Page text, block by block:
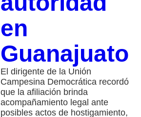
en
Guanajuato
El dirigente de la Unión
Campesina Democrática recordó
que la afiliación brinda
acompañamiento legal ante
posibles actos de hostigamiento,